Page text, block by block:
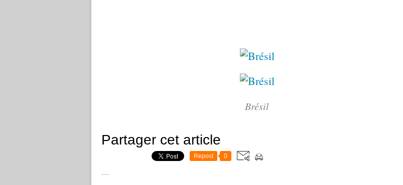
Brésil
Partager cet article
Repost 0
…